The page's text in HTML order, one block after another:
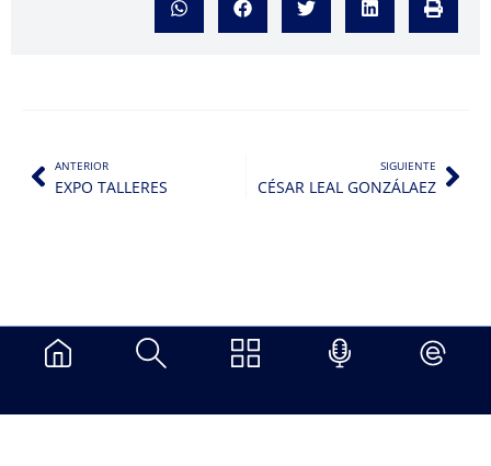
ANTERIOR
EXPO TALLERES
SIGUIENTE
CÉSAR LEAL GONZÁLAEZ